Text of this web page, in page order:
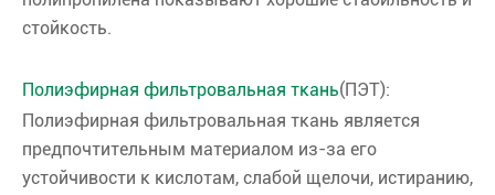
стойкость.
Полиэфирная фильтровальная ткань(ПЭТ):
Полиэфирная фильтровальная ткань является
предпочтительным материалом из-за его
устойчивости к кислотам, слабой щелочи, истиранию,